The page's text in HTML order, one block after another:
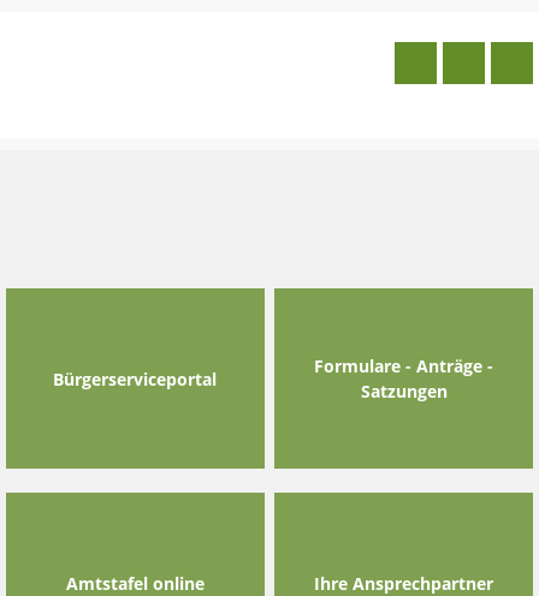
Bürgerserviceportal
Formulare - Anträge -
Satzungen
Amtstafel online Ihre Ansprechpartner